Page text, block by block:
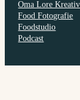
Oma Lore
Food Fotografie
Foodstudio
Podcast